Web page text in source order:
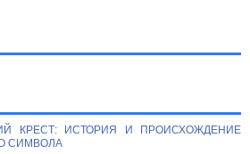
КРЕСТ: ИСТОРИЯ И ПРОИСХОЖДЕНИЕ
СИМВОЛА